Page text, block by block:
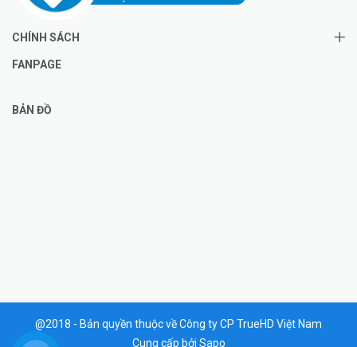
CHÍNH SÁCH
FANPAGE
BẢN ĐỒ
@2018 - Bản quyền thuộc về Công ty CP TrueHD Việt Nam
Cung cấp bởi Sapo